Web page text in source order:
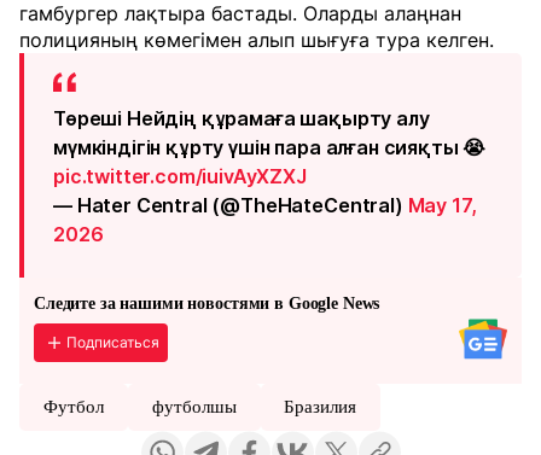
гамбургер лақтыра бастады. Оларды алаңнан
полицияның көмегімен алып шығуға тура келген.
Төреші Нейдің құрамаға шақырту алу
мүмкіндігін құрту үшін пара алған сияқты 😭
pic.twitter.com/iuivAyXZXJ
— Hater Central (@TheHateCentral) May 17,
2026
Следите за нашими новостями в Google News
Подписаться
Футбол футболшы Бразилия